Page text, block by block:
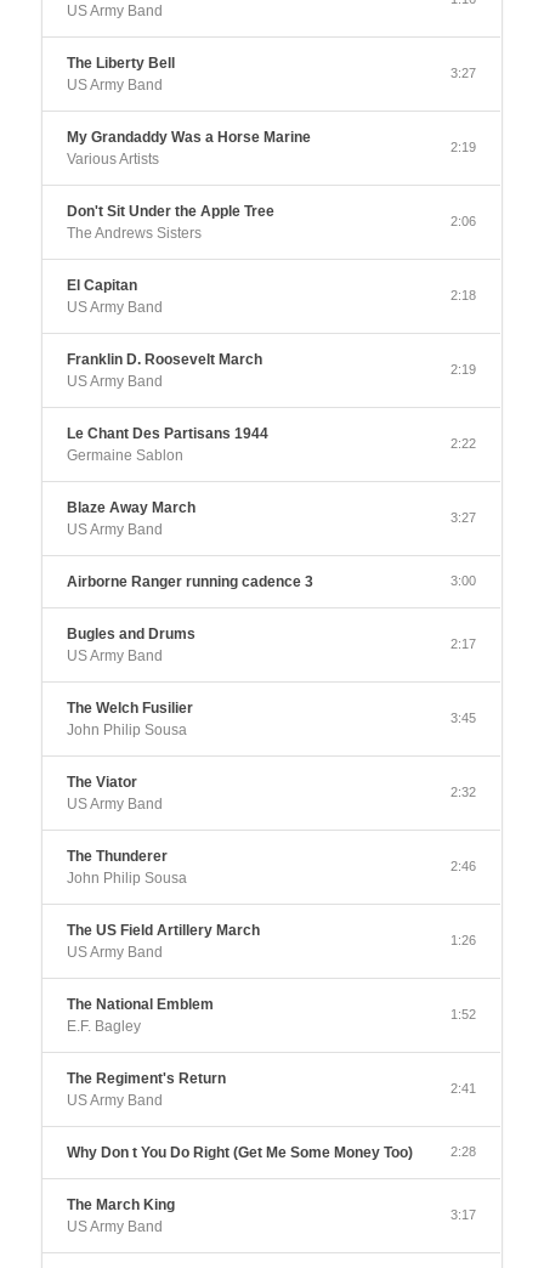
US Army Band
The Liberty Bell
US Army Band
3:27
My Grandaddy Was a Horse Marine
Various Artists
2:19
Don't Sit Under the Apple Tree
The Andrews Sisters
2:06
El Capitan
US Army Band
2:18
Franklin D. Roosevelt March
US Army Band
2:19
Le Chant Des Partisans 1944
Germaine Sablon
2:22
Blaze Away March
US Army Band
3:27
Airborne Ranger running cadence 3 3:00
Bugles and Drums
US Army Band
2:17
The Welch Fusilier
John Philip Sousa
3:45
The Viator
US Army Band
2:32
The Thunderer
John Philip Sousa
2:46
The US Field Artillery March
US Army Band
1:26
The National Emblem
E.F. Bagley
1:52
The Regiment's Return
US Army Band
2:41
Why Don t You Do Right (Get Me Some Money Too) 2:28
The March King
US Army Band
3:17